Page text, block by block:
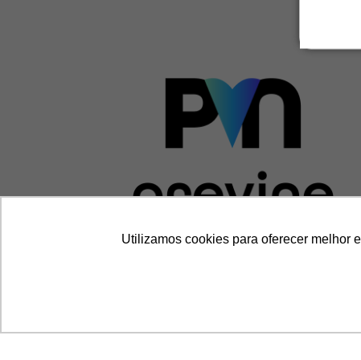
Utilizamos cookies para oferecer melhor